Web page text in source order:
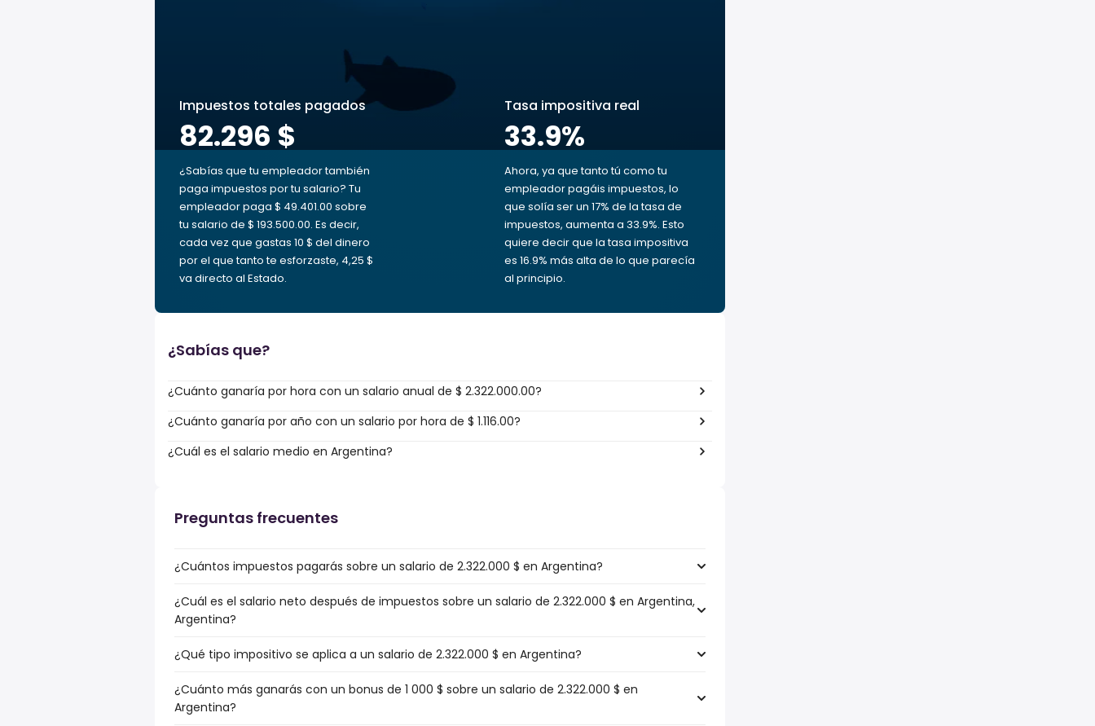
Impuestos totales pagados
82.296 $
¿Sabías que tu empleador también
paga impuestos por tu salario? Tu
empleador paga $ 49.401.00 sobre
tu salario de $ 193.500.00. Es decir,
cada vez que gastas 10 $ del dinero
por el que tanto te esforzaste, 4,25 $
va directo al Estado.
Tasa impositiva real
33.9%
Ahora, ya que tanto tú como tu
empleador pagáis impuestos, lo
que solía ser un 17% de la tasa de
impuestos, aumenta a 33.9%. Esto
quiere decir que la tasa impositiva
es 16.9% más alta de lo que parecía
al principio.
¿Sabías que?
¿Cuánto ganaría por hora con un salario anual de $ 2.322.000.00?
¿Cuánto ganaría por año con un salario por hora de $ 1.116.00?
¿Cuál es el salario medio en Argentina?
Preguntas frecuentes
¿Cuántos impuestos pagarás sobre un salario de 2.322.000 $ en Argentina?
¿Cuál es el salario neto después de impuestos sobre un salario de 2.322.000 $ en Argentina,
Argentina?
¿Qué tipo impositivo se aplica a un salario de 2.322.000 $ en Argentina?
¿Cuánto más ganarás con un bonus de 1 000 $ sobre un salario de 2.322.000 $ en
Argentina?